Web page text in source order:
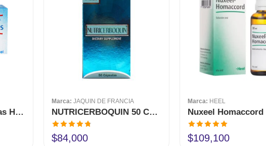
Traumeel S 50 tabletas HEEL
Marca: JAQUIN DE FRANCIA
NUTRICERBOQUIN 50 CÁPSULAS JAQUIN
Valorado
en4.75de
$84,000
Marca: HEEL
Valorado en
5.00de 5
$109,100